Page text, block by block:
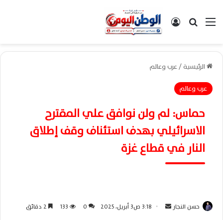
القائمةبحث عن تسجيل الدخول
الرئيسية/عرب وعالم
عرب وعالم
حماس: لم ولن نوافق علي المقترح
الاسرائيلي بهدف استئناف وقف إطلاق
النار في قطاع غزة
حسن النجار 3:18 ص3 أبريل، 2025 0
133